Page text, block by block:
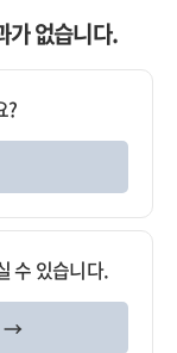
가 없습니다.
?
수 있습니다.
→